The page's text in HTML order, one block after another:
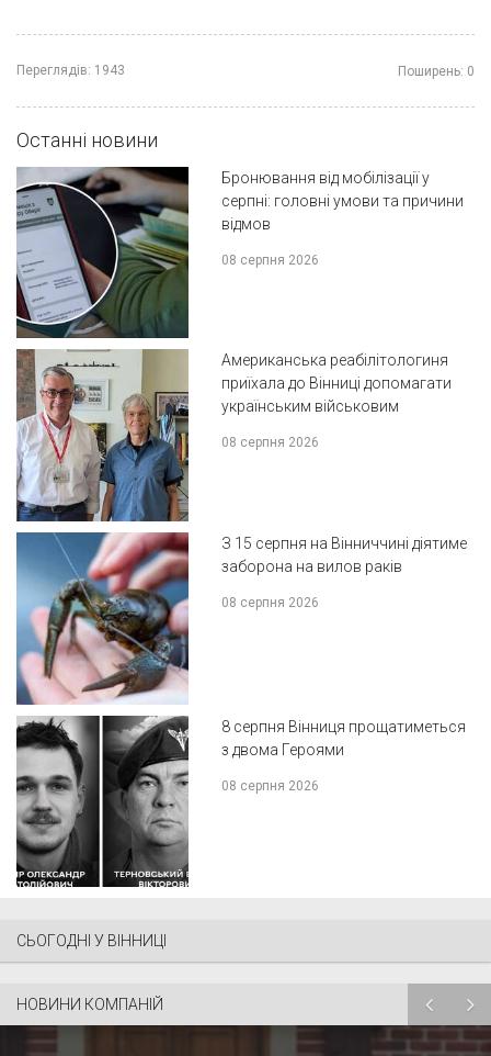
Переглядів: 1943 Поширень: 0
Останні новини
Бронювання від мобілізації у
серпні: головні умови та причини
відмов
08 серпня 2026
Американська реабілітологиня
приїхала до Вінниці допомагати
українським військовим
08 серпня 2026
З 15 серпня на Вінниччині діятиме
заборона на вилов раків
08 серпня 2026
8 серпня Вінниця прощатиметься
з двома Героями
08 серпня 2026
СЬОГОДНІ У ВІННИЦІ
НОВИНИ КОМПАНІЙ